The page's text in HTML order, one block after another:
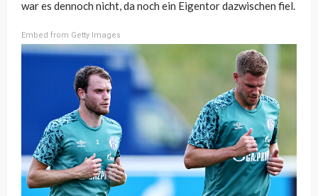
war es dennoch nicht, da noch ein Eigentor dazwischen fiel.
Embed from Getty Images